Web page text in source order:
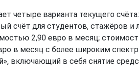
четыре варианта текущего счёта:
счёт для студентов, стажёров и
2,90 евро в месяц;
в месяц с более широким
включающий в себя снятие